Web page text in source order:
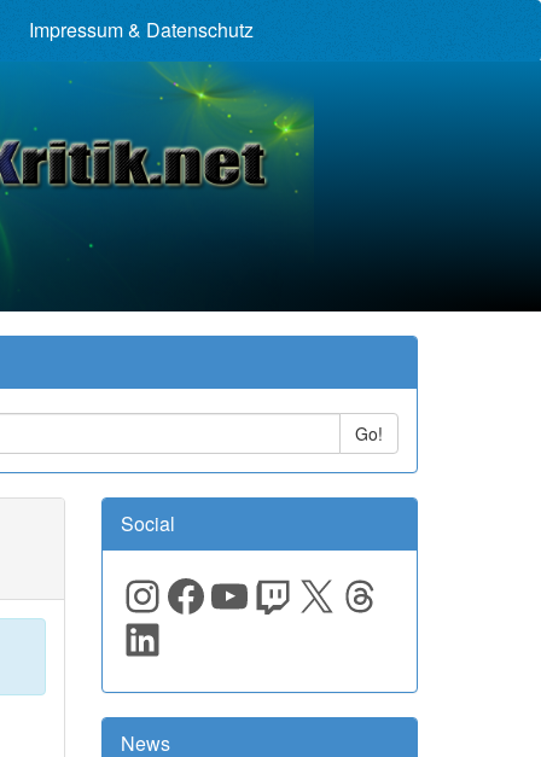
Impressum & Datenschutz
Go!
Social
Instagram
Facebook
YouTube
Twitch
X Threads
LinkedIn
News